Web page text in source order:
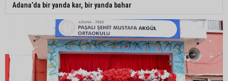
Adana’da bir yanda kar, bir yanda bahar